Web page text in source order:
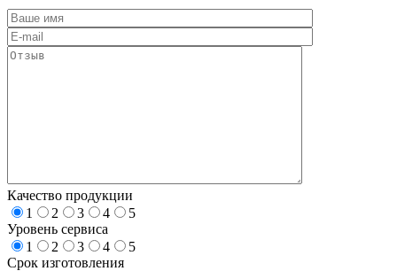
Качество продукции
1
2 3 4
5
Уровень сервиса
1
2 3 4
5
Срок изготовления